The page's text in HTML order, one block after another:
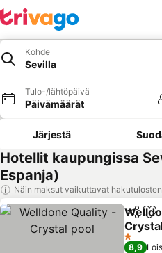
Kohde
Sevilla
Tulo-/lähtöpäivä
Päivämäärät
Järjestä
Hotellit kaupungissa
Espanja)
Näin maksut vaikuttavat
Jaa
Katso
1
8,9